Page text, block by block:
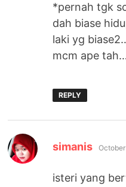
*pernah tgk
dah biase
laki yg
mcm ape
REPLY
simanis says:
isteri yang